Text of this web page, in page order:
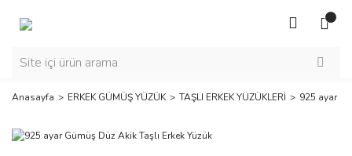
Anasayfa ERKEK GÜMÜŞ YÜZÜK TAŞLI ERKEK YÜZÜKLERİ 925 ayar